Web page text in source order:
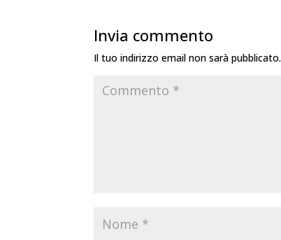
Invia commento
Il tuo indirizzo email non sarà pubblicato.